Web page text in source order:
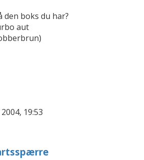
den boks du har?
aut
19:53